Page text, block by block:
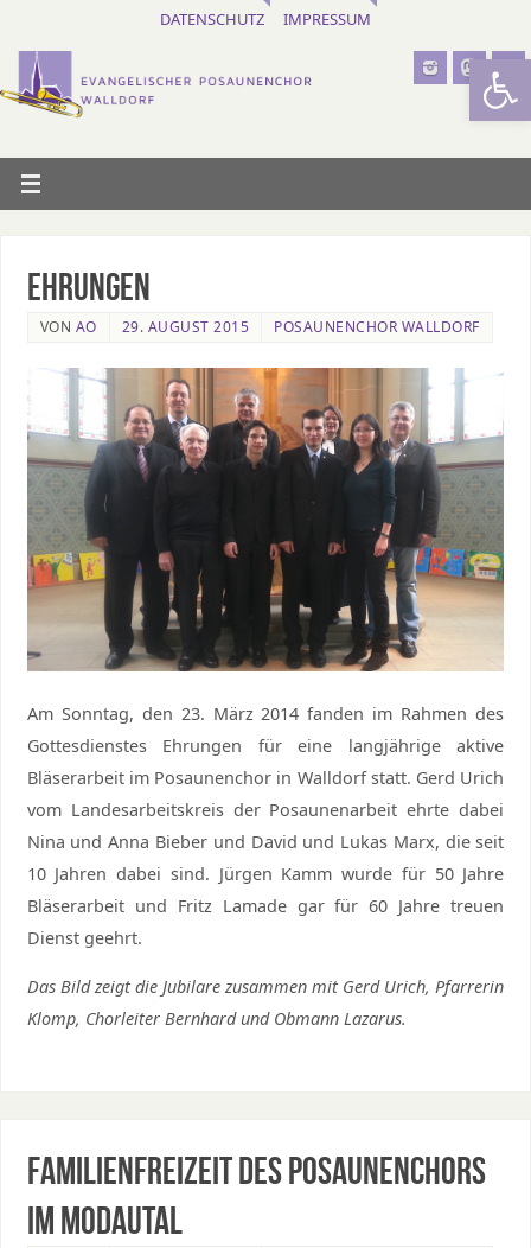
DATENSCHUTZ IMPRESSUM
Ehrungen
VON AO 29. AUGUST 2015 POSAUNENCHOR WALLDORF
Am Sonntag, den 23. März 2014 fanden im Rahmen des
Gottesdienstes Ehrungen für eine langjährige aktive
Bläserarbeit im Posaunenchor in Walldorf statt. Gerd Urich
vom Landesarbeitskreis der Posaunenarbeit ehrte dabei
Nina und Anna Bieber und David und Lukas Marx, die seit
10 Jahren dabei sind. Jürgen Kamm wurde für 50 Jahre
Bläserarbeit und Fritz Lamade gar für 60 Jahre treuen
Dienst geehrt.
Das Bild zeigt die Jubilare zusammen mit Gerd Urich, Pfarrerin
Klomp, Chorleiter Bernhard und Obmann Lazarus.
Familienfreizeit des Posaunenchors
im Modautal